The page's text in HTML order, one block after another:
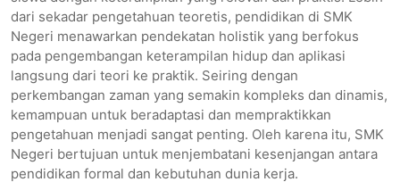
dari sekadar pengetahuan teoretis, pendidikan di SMK
Negeri menawarkan pendekatan holistik yang berfokus
pada pengembangan keterampilan hidup dan aplikasi
langsung dari teori ke praktik. Seiring dengan
perkembangan zaman yang semakin kompleks dan dinamis,
kemampuan untuk beradaptasi dan mempraktikkan
pengetahuan menjadi sangat penting. Oleh karena itu, SMK
Negeri bertujuan untuk menjembatani kesenjangan antara
pendidikan formal dan kebutuhan dunia kerja.